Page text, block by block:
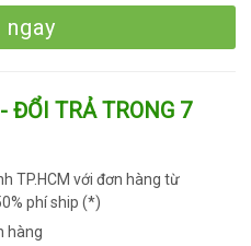
ngay
ĐỔI TRẢ TRONG 7
TP.HCM với đơn hàng từ
phí ship (*)
hàng